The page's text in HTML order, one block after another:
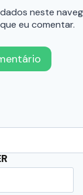
neste
eu comentar.